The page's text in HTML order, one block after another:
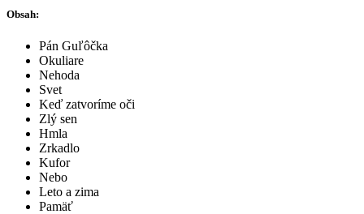
Obsah:
Pán Guľôčka
Okuliare
Nehoda
Svet
Keď zatvoríme oči
Zlý sen
Hmla
Zrkadlo
Kufor
Nebo
Leto a zima
Pamäť